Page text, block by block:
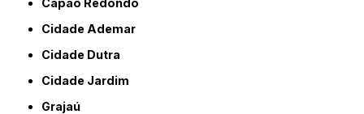
Cidade Ademar
Cidade Dutra
Cidade Jardim
Grajaú